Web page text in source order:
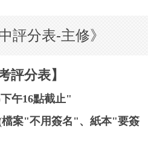
評分表-主修》
評分表】
午16點截止"
檔案"不用簽名"、紙本"要簽